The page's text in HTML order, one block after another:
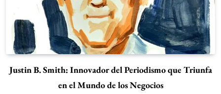
Justin B. Smith: Innovador del Periodismo que Triunfa
en el Mundo de los Negocios